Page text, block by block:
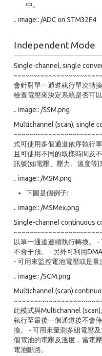
中。
.. image:: /ADC on STM32F4
Independent Mode
Single-channel, single
會針對單一通道執行單次轉
檢查電壓來決定系統是否可以
.. image:: /SSM.png
Multichannel (scan), single
式可使用多個通道依序執行
且可使用不同的取樣時間及
訊號(如電壓、壓力、溫度等)
.. image:: /MSM.png
下圖是個例子:
.. image:: /MSMex.png
Single-channel continuous
以單一通道連續執行轉換。 -
不會干預。 - 另外可利用
- 可用來監控電池電壓或是量
.. image:: /SCM.png
Multichannel (scan)
此模式與Multichannel
執行至最後一個通道後不會
換。 - 可用來量測多組電壓
個電池的電壓及溫度，當電
電池斷路。